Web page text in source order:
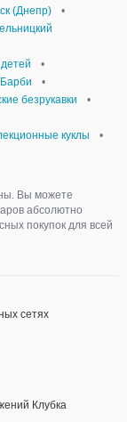
(Днепр)
•
•
•
безрукавки
•
куклы
•
Вы можете
абсолютно
покупок для всей
сетях
Клубка